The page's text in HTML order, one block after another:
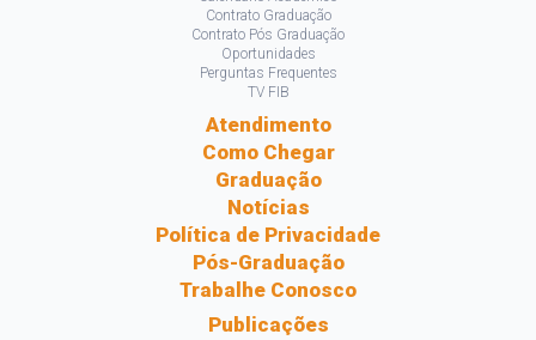
Contrato Graduação
Contrato Pós Graduação
Oportunidades
Perguntas Frequentes
TV FIB
Atendimento
Como Chegar
Graduação
Notícias
Política de Privacidade
Pós-Graduação
Trabalhe Conosco
Publicações